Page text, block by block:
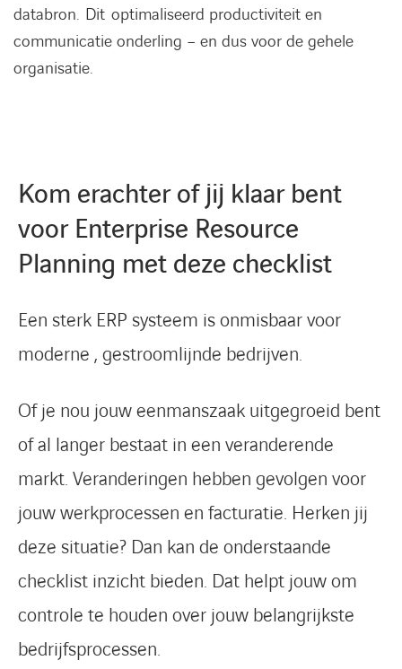
databron. Dit optimaliseerd productiviteit en
communicatie onderling – en dus voor de gehele
organisatie.
Kom erachter of jij klaar bent
voor Enterprise Resource
Planning met deze checklist
Een sterk ERP systeem is onmisbaar voor
moderne , gestroomlijnde bedrijven.
Of je nou jouw eenmanszaak uitgegroeid bent
of al langer bestaat in een veranderende
markt. Veranderingen hebben gevolgen voor
jouw werkprocessen en facturatie. Herken jij
deze situatie? Dan kan de onderstaande
checklist inzicht bieden. Dat helpt jouw om
controle te houden over jouw belangrijkste
bedrijfsprocessen.